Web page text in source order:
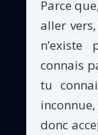
Parce
aller
connais
tu
donc